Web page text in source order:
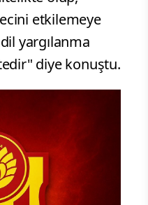
etkilemeye
yargılanma
diye konuştu.